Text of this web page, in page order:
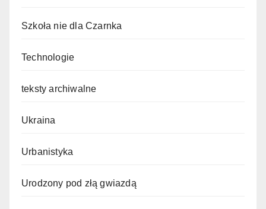
Szkoła nie dla Czarnka
Technologie
teksty archiwalne
Ukraina
Urbanistyka
Urodzony pod złą gwiazdą